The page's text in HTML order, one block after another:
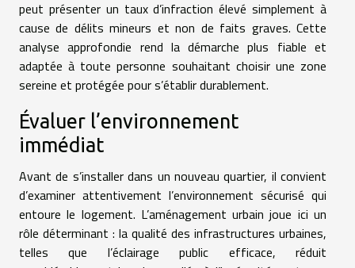
peut présenter un taux d’infraction élevé simplement à
cause de délits mineurs et non de faits graves. Cette
analyse approfondie rend la démarche plus fiable et
adaptée à toute personne souhaitant choisir une zone
sereine et protégée pour s’établir durablement.
Évaluer l’environnement
immédiat
Avant de s’installer dans un nouveau quartier, il convient
d’examiner attentivement l’environnement sécurisé qui
entoure le logement. L’aménagement urbain joue ici un
rôle déterminant : la qualité des infrastructures urbaines,
telles que l’éclairage public efficace, réduit